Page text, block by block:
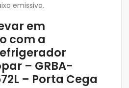
emissivo.
em
com a
– GRBA-
– Porta Cega